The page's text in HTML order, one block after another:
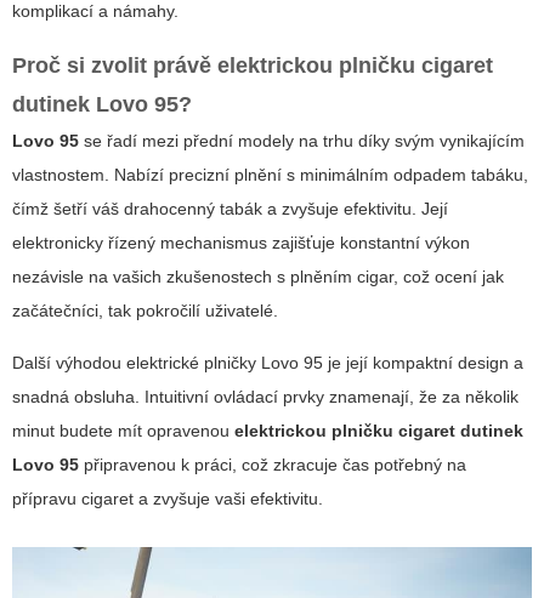
komplikací a námahy.
Proč si zvolit právě elektrickou plničku cigaret
dutinek Lovo 95?
Lovo 95 se řadí mezi přední modely na trhu díky svým vynikajícím
vlastnostem. Nabízí precizní plnění s minimálním odpadem tabáku,
čímž šetří váš drahocenný tabák a zvyšuje efektivitu. Její
elektronicky řízený mechanismus zajišťuje konstantní výkon
nezávisle na vašich zkušenostech s plněním cigar, což ocení jak
začátečníci, tak pokročilí uživatelé.
Další výhodou elektrické plničky Lovo 95 je její kompaktní design a
snadná obsluha. Intuitivní ovládací prvky znamenají, že za několik
minut budete mít opravenou elektrickou plničku cigaret dutinek
Lovo 95 připravenou k práci, což zkracuje čas potřebný na
přípravu cigaret a zvyšuje vaši efektivitu.